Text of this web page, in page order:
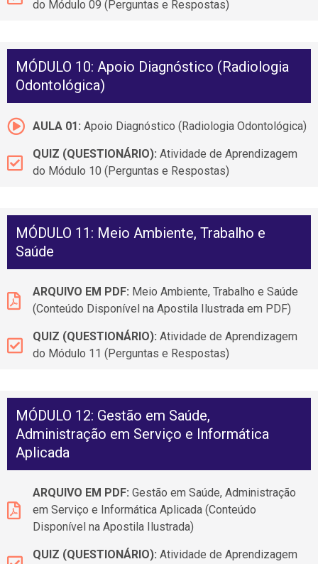
do Módulo 09 (Perguntas e Respostas)
MÓDULO 10: Apoio Diagnóstico (Radiologia
Odontológica)
AULA 01: Apoio Diagnóstico (Radiologia Odontológica)
QUIZ (QUESTIONÁRIO): Atividade de Aprendizagem
do Módulo 10 (Perguntas e Respostas)
MÓDULO 11: Meio Ambiente, Trabalho e
Saúde
ARQUIVO EM PDF: Meio Ambiente, Trabalho e Saúde
(Conteúdo Disponível na Apostila Ilustrada em PDF)
QUIZ (QUESTIONÁRIO): Atividade de Aprendizagem
do Módulo 11 (Perguntas e Respostas)
MÓDULO 12: Gestão em Saúde,
Administração em Serviço e Informática
Aplicada
ARQUIVO EM PDF: Gestão em Saúde, Administração
em Serviço e Informática Aplicada (Conteúdo
Disponível na Apostila Ilustrada)
QUIZ (QUESTIONÁRIO): Atividade de Aprendizagem